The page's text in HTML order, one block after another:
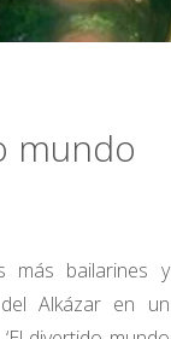
mundo
más bailarines y
Alkázar en un